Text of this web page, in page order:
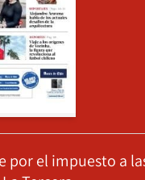
por el impuesto a